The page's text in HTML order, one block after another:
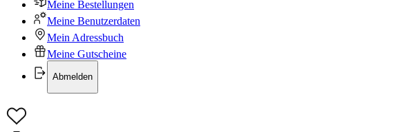
Meine Bestellungen
Meine Benutzerdaten
Mein Adressbuch
Meine Gutscheine
Abmelden